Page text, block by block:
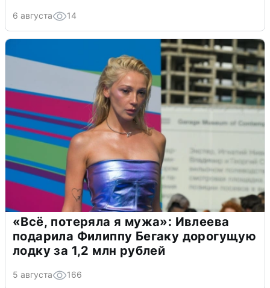
6 августа 14
«Всё, потеряла я мужа»: Ивлеева
подарила Филиппу Бегаку дорогущую
лодку за 1,2 млн рублей
5 августа 166